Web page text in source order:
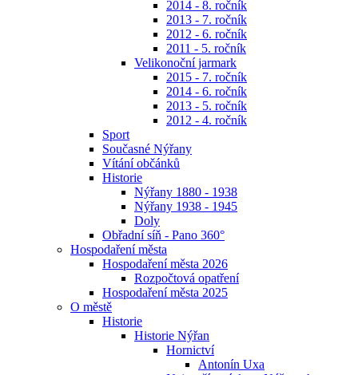
2014 - 8. ročník
2013 - 7. ročník
2012 - 6. ročník
2011 - 5. ročník
Velikonoční jarmark
2015 - 7. ročník
2014 - 6. ročník
2013 - 5. ročník
2012 - 4. ročník
Sport
Současné Nýřany
Vítání občánků
Historie
Nýřany 1880 - 1938
Nýřany 1938 - 1945
Doly
Obřadní síň - Pano 360°
Hospodaření města
Hospodaření města 2026
Rozpočtová opatření
Hospodaření města 2025
O městě
Historie
Historie Nýřan
Hornictví
Antonín Uxa